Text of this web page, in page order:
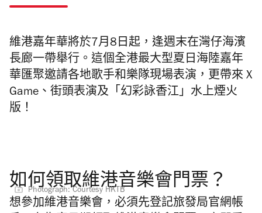
維港嘉年華將於7月8日起，逢週末在灣仔海濱
長廊一帶舉行。這個全港最大型夏日海陸嘉年
華匯聚邀請各地歌手和樂隊現場表演，更帶來 X
Game、街頭表演及「幻彩詠香江」水上煙火
版！
如何領取維港音樂會門票？
Photograph: Courtesy HKTB
想參加維港音樂會，必須先登記旅發局官網帳